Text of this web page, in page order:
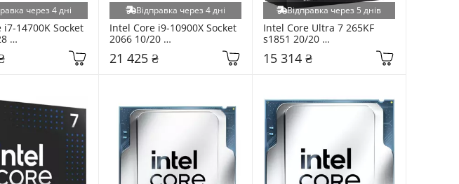
через 4 дні
i7-14700K Socket
Tray
Відправка через 4 дні
Intel Core i9-10900X Socket
2066 10/20
21 425 ₴
Відправка через 5 днів
Intel Core Ultra 7 265KF
s1851 20/20
15 314 ₴